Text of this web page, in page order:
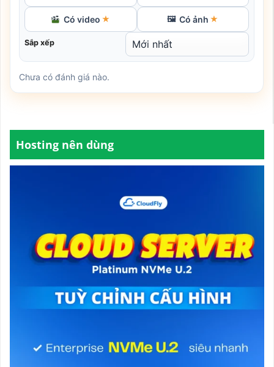
Có video ★ 🖼 Có ảnh ★
Sắp xếp
Chưa có đánh giá nào.
Hosting nên dùng